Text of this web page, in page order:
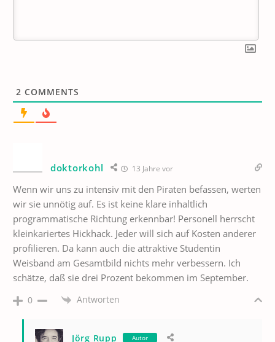
2 COMMENTS
doktorkohl 13 Jahre vor
Wenn wir uns zu intensiv mit den Piraten befassen, werten
wir sie unnötig auf. Es ist keine klare inhaltlich
programmatische Richtung erkennbar! Personell herrscht
kleinkariertes Hickhack. Jeder will sich auf Kosten anderer
profilieren. Da kann auch die attraktive Studentin
Weisband am Gesamtbild nichts mehr verbessern. Ich
schätze, daß sie drei Prozent bekommen im September.
0 Antworten
Jörg Rupp Autor